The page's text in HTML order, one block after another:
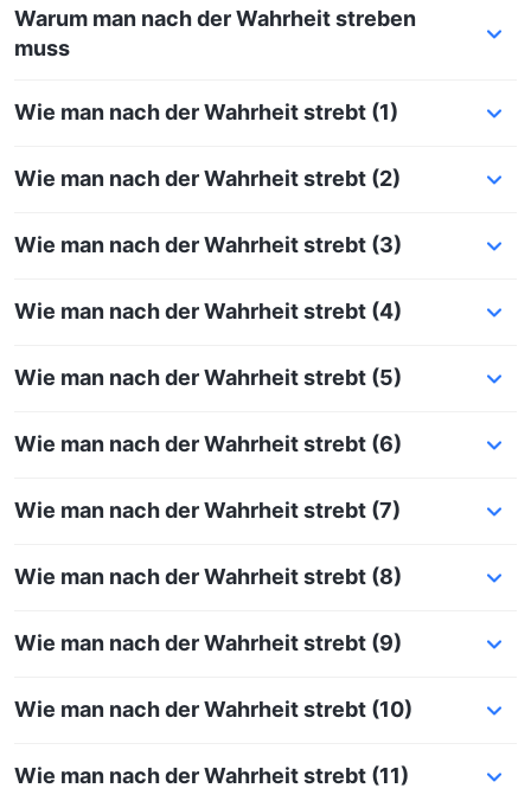
Warum man nach der Wahrheit streben
muss
Wie man nach der Wahrheit strebt (1)
Wie man nach der Wahrheit strebt (2)
Wie man nach der Wahrheit strebt (3)
Wie man nach der Wahrheit strebt (4)
Wie man nach der Wahrheit strebt (5)
Wie man nach der Wahrheit strebt (6)
Wie man nach der Wahrheit strebt (7)
Wie man nach der Wahrheit strebt (8)
Wie man nach der Wahrheit strebt (9)
Wie man nach der Wahrheit strebt (10)
Wie man nach der Wahrheit strebt (11)